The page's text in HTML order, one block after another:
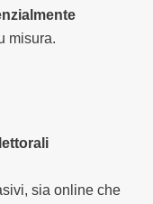
misura.
sia online che